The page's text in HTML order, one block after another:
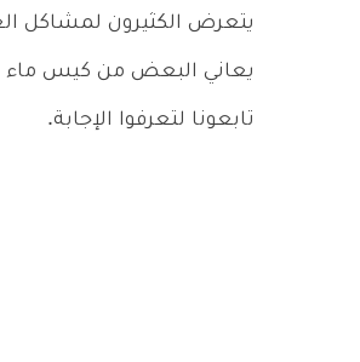
يتعرض الكثيرون لمشاكل
يعاني البعض من كيس ماء
تابعونا لتعرفوا الإجابة.